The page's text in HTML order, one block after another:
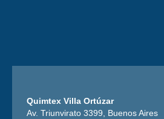
Quimtex Villa Ortúzar
Av. Triunvirato 3399, Buenos Aires